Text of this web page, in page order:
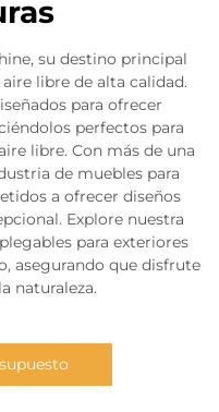
su destino principal
libre de alta calidad.
para ofrecer
perfectos para
libre. Con más de una
de muebles para
a ofrecer diseños
Explore nuestra
para exteriores
asegurando que disfrute
naturaleza.